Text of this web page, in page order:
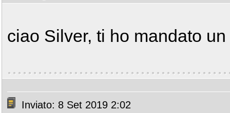
ciao Silver, ti ho mandato
Inviato: 8 Set 2019 2:02